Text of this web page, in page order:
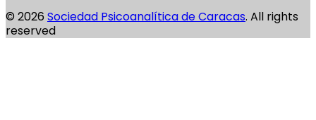
© 2026 Sociedad Psicoanalítica de Caracas. All rights
reserved